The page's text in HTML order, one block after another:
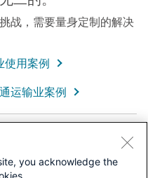
战，需要量身定制的解决
使用案例
运输业案例
创新者、探索者。
故事。详细了解如何在扩
you acknowledge the